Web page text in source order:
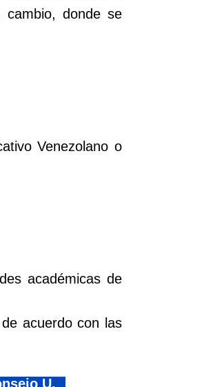
cambio, donde se
Venezolano o
académicas de
acuerdo con las
U.